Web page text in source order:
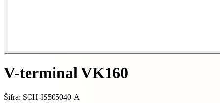
V-terminal VK160
Šifra: SCH-IS505040-A